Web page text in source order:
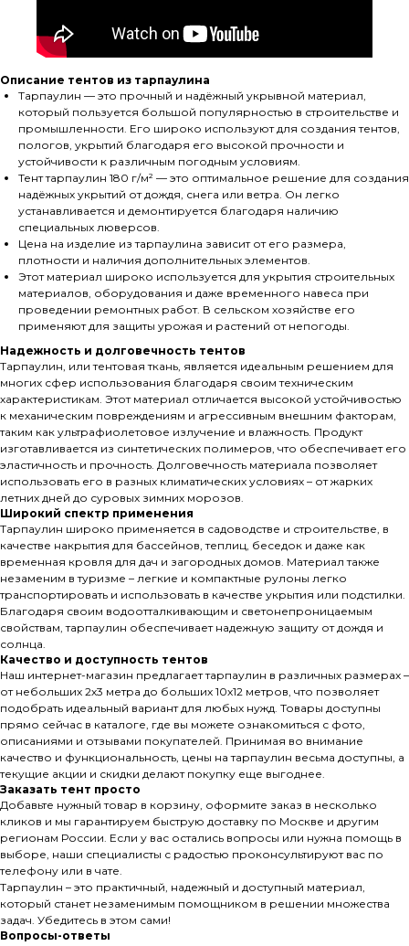
Описание тентов из тарпаулина
Тарпаулин — это прочный и надёжный укрывной материал,
который пользуется большой популярностью в строительстве и
промышленности. Его широко используют для создания тентов,
пологов, укрытий благодаря его высокой прочности и
устойчивости к различным погодным условиям.
Тент тарпаулин 180 г/м² — это оптимальное решение для создания
надёжных укрытий от дождя, снега или ветра. Он легко
устанавливается и демонтируется благодаря наличию
специальных люверсов.
Цена на изделие из тарпаулина зависит от его размера,
плотности и наличия дополнительных элементов.
Этот материал широко используется для укрытия строительных
материалов, оборудования и даже временного навеса при
проведении ремонтных работ. В сельском хозяйстве его
применяют для защиты урожая и растений от непогоды.
Надежность и долговечность тентов
Тарпаулин, или тентовая ткань, является идеальным решением для
многих сфер использования благодаря своим техническим
характеристикам. Этот материал отличается высокой устойчивостью
к механическим повреждениям и агрессивным внешним факторам,
таким как ультрафиолетовое излучение и влажность. Продукт
изготавливается из синтетических полимеров, что обеспечивает его
эластичность и прочность. Долговечность материала позволяет
использовать его в разных климатических условиях – от жарких
летних дней до суровых зимних морозов.
Широкий спектр применения
Тарпаулин широко применяется в садоводстве и строительстве, в
качестве накрытия для бассейнов, теплиц, беседок и даже как
временная кровля для дач и загородных домов. Материал также
незаменим в туризме – легкие и компактные рулоны легко
транспортировать и использовать в качестве укрытия или подстилки.
Благодаря своим водоотталкивающим и светонепроницаемым
свойствам, тарпаулин обеспечивает надежную защиту от дождя и
солнца.
Качество и доступность тентов
Наш интернет-магазин предлагает тарпаулин в различных размерах –
от небольших 2х3 метра до больших 10х12 метров, что позволяет
подобрать идеальный вариант для любых нужд. Товары доступны
прямо сейчас в каталоге, где вы можете ознакомиться с фото,
описаниями и отзывами покупателей. Принимая во внимание
качество и функциональность, цены на тарпаулин весьма доступны, а
текущие акции и скидки делают покупку еще выгоднее.
Заказать тент просто
Добавьте нужный товар в корзину, оформите заказ в несколько
кликов и мы гарантируем быструю доставку по Москве и другим
регионам России. Если у вас остались вопросы или нужна помощь в
выборе, наши специалисты с радостью проконсультируют вас по
телефону или в чате.
Тарпаулин – это практичный, надежный и доступный материал,
который станет незаменимым помощником в решении множества
задач. Убедитесь в этом сами!
Вопросы-ответы